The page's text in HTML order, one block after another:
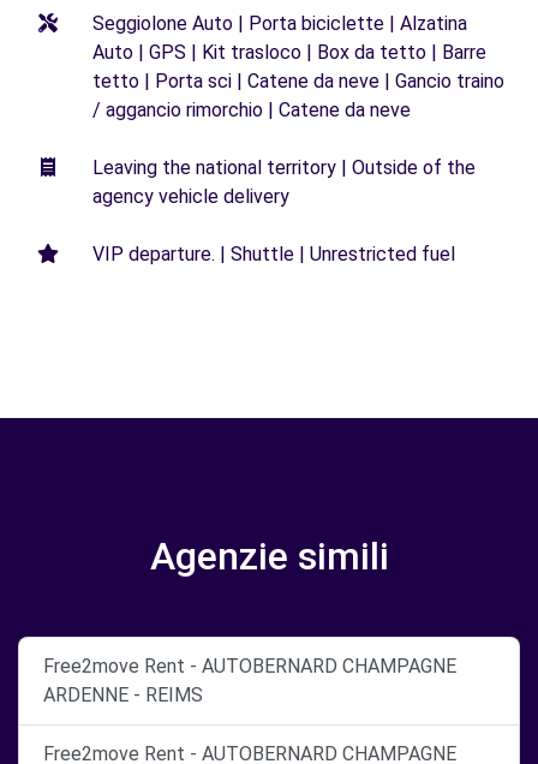
Seggiolone Auto | Porta biciclette | Alzatina
Auto | GPS | Kit trasloco | Box da tetto | Barre
tetto | Porta sci | Catene da neve | Gancio traino
/ aggancio rimorchio | Catene da neve
Leaving the national territory | Outside of the
agency vehicle delivery
VIP departure. | Shuttle | Unrestricted fuel
Agenzie simili
Free2move Rent - AUTOBERNARD CHAMPAGNE
ARDENNE - REIMS
Free2move Rent - AUTOBERNARD CHAMPAGNE